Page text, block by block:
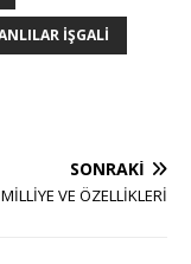
IŞGALI
SONRAKI
VE ÖZELLİKLERİ